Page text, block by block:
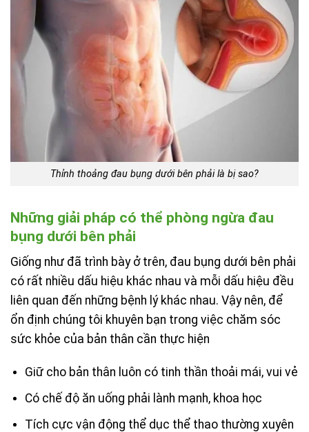
Thỉnh thoảng đau bụng dưới bên phải là bị sao?
Những giải pháp có thể phòng ngừa đau
bụng dưới bên phải
Giống như đã trình bày ở trên, đau bụng dưới bên phải
có rất nhiều dấu hiệu khác nhau và mỗi dấu hiệu đều
liên quan đến những bệnh lý khác nhau. Vậy nên, để
ổn định chúng tôi khuyên bạn trong việc chăm sóc
sức khỏe của bản thân cần thực hiện
Giữ cho bản thân luôn có tinh thần thoải mái, vui vẻ
Có chế độ ăn uống phải lành mạnh, khoa học
Tích cực vận động thể dục thể thao thường xuyên